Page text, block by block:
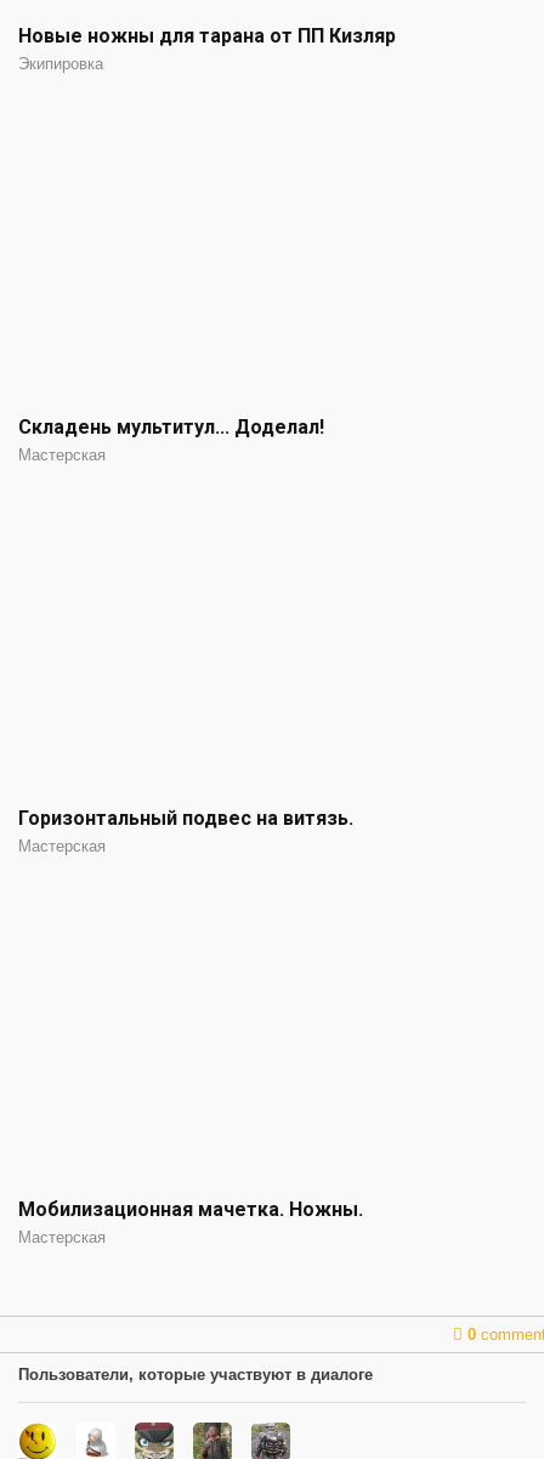
Новые ножны для тарана от ПП Кизляр
Экипировка
Складень мультитул... Доделал!
Мастерская
Горизонтальный подвес на витязь.
Мастерская
Мобилизационная мачетка. Ножны.
Мастерская
0
Пользователи, которые участвуют в диалоге